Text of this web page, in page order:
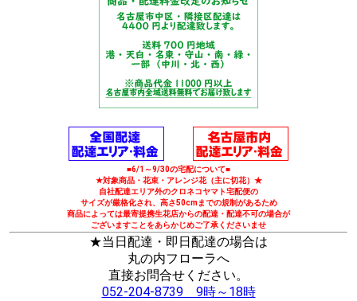
■6/1～9/30の宅配について■
★対象商品・花束・アレンジ花（主に切花）★
自社配達エリア外のクロネコヤマト宅配便の
サイズが厳格化され、高さ50cmまでの規制があるため
商品によっては最寄提携生花店からの配達・配達不可の場合が
ございますことをあらかじめご了承くださいませ
★当日配達・即日配達の場合は
丸の内フローラへ
直接お問合せください。
052-204-8739 9時～18時